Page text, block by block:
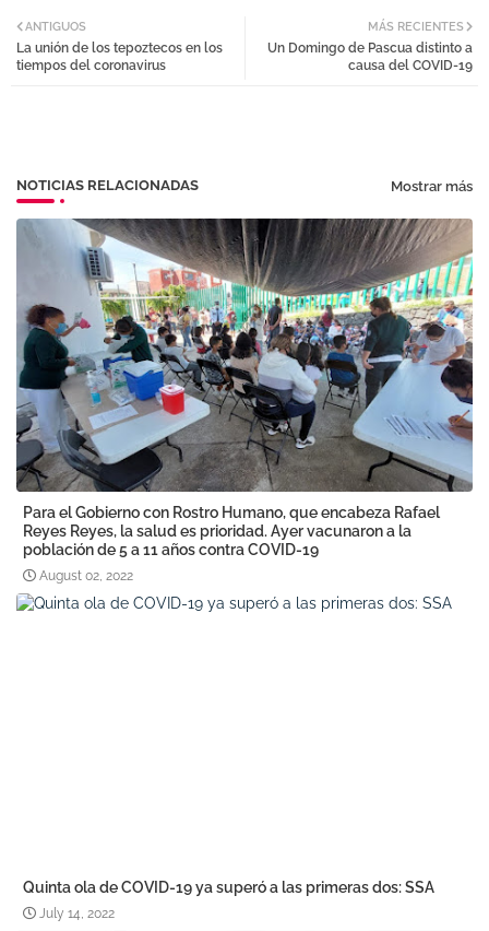
tter atsa
MÁS RECIENTES
Un Domingo de Pascua distinto a
causa del COVID-19
ANTIGUOS
La unión de los tepoztecos en los
tiempos del coronavirus
NOTICIAS RELACIONADAS Mostrar más
Para el Gobierno con Rostro Humano, que encabeza Rafael
Reyes Reyes, la salud es prioridad. Ayer vacunaron a la
población de 5 a 11 años contra COVID-19
August 02, 2022
Quinta ola de COVID-19 ya superó a las primeras dos: SSA
July 14, 2022